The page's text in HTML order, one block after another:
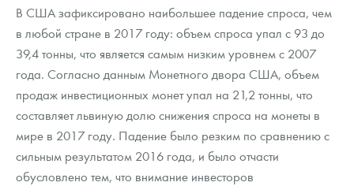
Русская нумизматика
Золотая карманная галерея
Наборы подарочных и коллекционных монет
Монеты и жетоны из недрагоценных металлов
Книги по нумизматике
В США зафиксировано наибольшее падение спроса, чем
в любой стране в 2017 году: объем спроса упал с 93 до
39,4 тонны, что является самым низким уровнем с 2007
года. Согласно данным Монетного двора США, объем
продаж инвестиционных монет упал на 21,2 тонны, что
составляет львиную долю снижения спроса на монеты в
мире в 2017 году. Падение было резким по сравнению с
сильным результатом 2016 года, и было отчасти
обусловлено тем, что внимание инвесторов